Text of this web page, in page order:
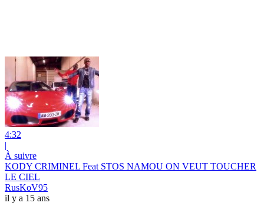
4:32
|
À suivre
KODY CRIMINEL Feat STOS NAMOU ON VEUT TOUCHER
LE CIEL
RusKoV95
il y a 15 ans